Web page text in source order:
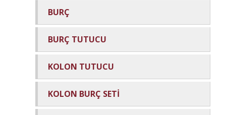
BURÇ
BURÇ TUTUCU
KOLON TUTUCU
KOLON BURÇ SETİ